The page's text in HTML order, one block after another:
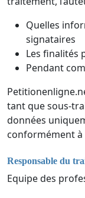
Quelles
signataires
Les finalités
Pendant
tant que sous-
données
conformément à
Responsable du
Equipe des